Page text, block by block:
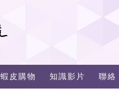
蝦皮購物 知識影片 聯絡